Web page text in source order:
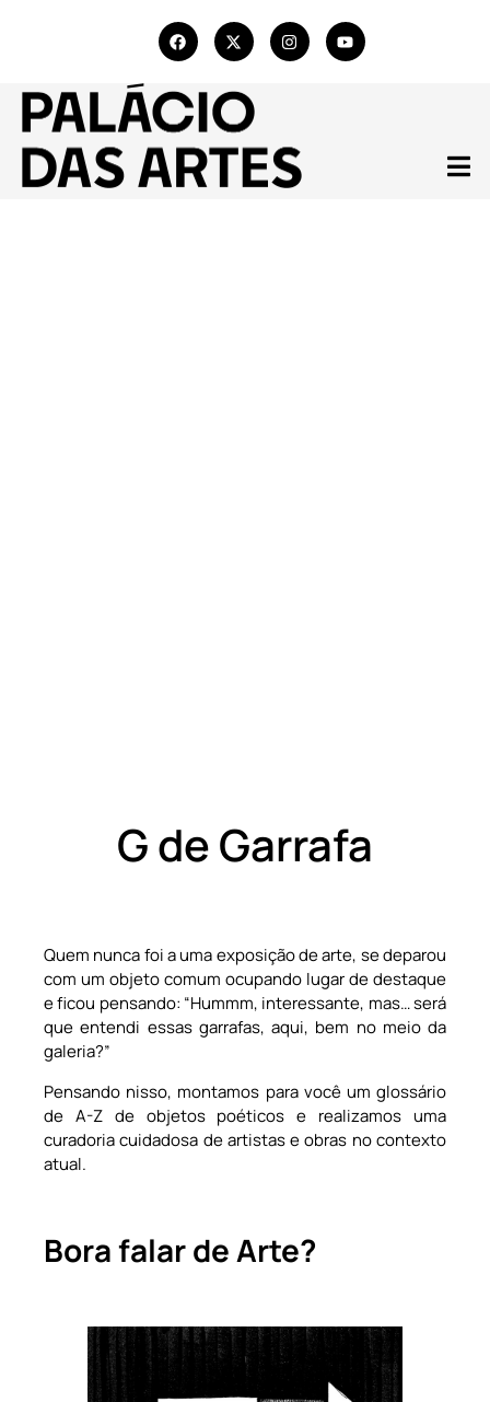
G de Garrafa
Quem nunca foi a uma exposição de arte, se deparou
com um objeto comum ocupando lugar de destaque
e ficou pensando: “Hummm, interessante, mas… será
que entendi essas garrafas, aqui, bem no meio da
galeria?”
Pensando nisso, montamos para você um glossário
de A-Z de objetos poéticos e realizamos uma
curadoria cuidadosa de artistas e obras no contexto
atual.
Bora falar de Arte?